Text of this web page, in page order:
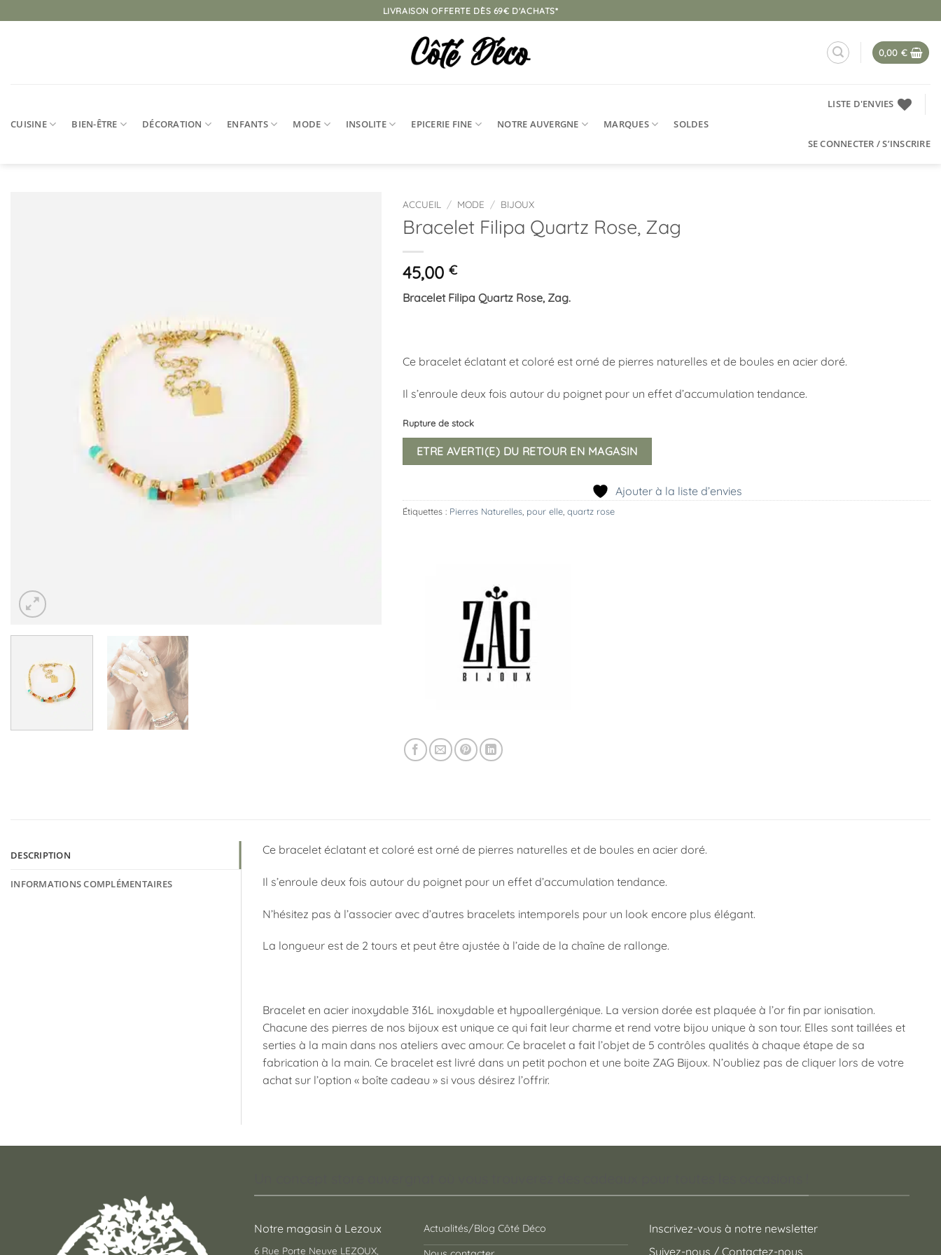
au
LIVRAISON OFFERTE DÈS 69€ D'ACHATS*
0,00 €
CUISINE BIEN-ÊTRE DÉCORATION ENFANTS MODE INSOLITE EPICERIE FINE NOTRE AUVERGNE MARQUES SOLDES
LISTE D'ENVIES
SE CONNECTER / S’INSCRIRE
ACCUEIL / MODE / BIJOUX
Bracelet Filipa Quartz Rose, Zag
45,00 €
Bracelet Filipa Quartz Rose, Zag.
Ce bracelet éclatant et coloré est orné de pierres naturelles et de boules en acier doré.
Il s’enroule deux fois autour du poignet pour un effet d’accumulation tendance.
Rupture de stock
ETRE AVERTI(E) DU RETOUR EN MAGASIN
Ajouter à la liste d’envies
Étiquettes : Pierres Naturelles pour elle quartz rose
DESCRIPTION
INFORMATIONS COMPLÉMENTAIRES
Ce bracelet éclatant et coloré est orné de pierres naturelles et de boules en acier doré.
Il s’enroule deux fois autour du poignet pour un effet d’accumulation tendance.
N’hésitez pas à l’associer avec d’autres bracelets intemporels pour un look encore plus élégant.
La longueur est de 2 tours et peut être ajustée à l’aide de la chaîne de rallonge.
Bracelet en acier inoxydable 316L inoxydable et hypoallergénique. La version dorée est plaquée à l’or fin par ionisation.
Chacune des pierres de nos bijoux est unique ce qui fait leur charme et rend votre bijou unique à son tour. Elles sont taillées et
serties à la main dans nos ateliers avec amour. Ce bracelet a fait l’objet de 5 contrôles qualités à chaque étape de sa
fabrication à la main. Ce bracelet est livré dans un petit pochon et une boite ZAG Bijoux. N’oubliez pas de cliquer lors de votre
achat sur l’option « boîte cadeau » si vous désirez l’offrir.
Notre magasin à Lezoux
6 Rue Porte Neuve LEZOUX,
Actualités/Blog Côté Déco
Inscrivez-vous à notre newsletter
Suivez-nous / Contactez-nous